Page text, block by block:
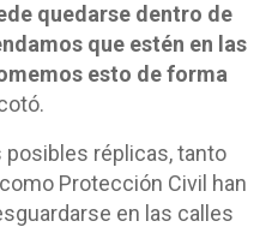
quedarse dentro de
que estén en las
esto de forma
réplicas, tanto
Protección Civil han
en las calles